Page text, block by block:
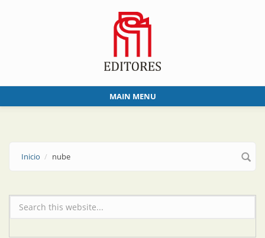
MAIN MENU
Inicio nube
Formulario de búsqueda